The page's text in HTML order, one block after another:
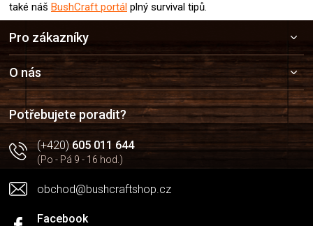
také náš BushCraft portál plný survival tipů.
a
t
í
Pro zákazníky
O nás
Potřebujete poradit?
(+420)605 011 644
(Po - Pá 9 - 16 hod.)
obchod@bushcraftshop.cz
Facebook